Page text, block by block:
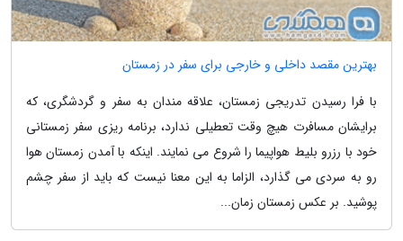
بهترین مقصد داخلی و خارجی برای سفر در زمستان
با فرا رسیدن تدریجی زمستان، علاقه مندان به سفر و گردشگری، که
برایشان مسافرت هیچ وقت تعطیلی ندارد، برنامه ریزی سفر زمستانی
خود با رزرو بلیط هواپیما را شروع می نمایند. اینکه با آمدن زمستان هوا
رو به سردی می گذارد، الزاما به این معنا نیست که باید از سفر چشم
پوشید. بر عکس زمستان زمان...